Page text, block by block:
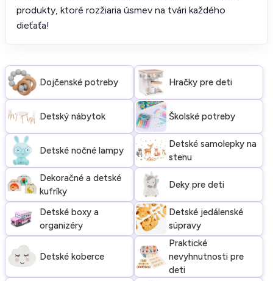
produkty, ktoré rozžiaria úsmev na tvári každého
dieťaťa!
Dojčenské potreby Hračky pre deti
Detský nábytok Školské potreby
Detské nočné lampy
Detské samolepky na
stenu
Dekoračné a detské
kufríky
Deky pre deti
Detské boxy a
organizéry
Detské jedálenské
súpravy
Detské koberce
Praktické
nevyhnutnosti pre
deti